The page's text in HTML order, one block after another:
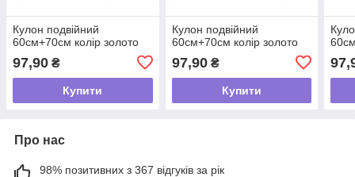
Кулон подвійний
60см+70см колір золото
97,90 ₴
Купити
Кулон подвійний
60см+70см колір золото
97,90₴
Купити
Про нас
98% позитивних з 367 відгуків за рік